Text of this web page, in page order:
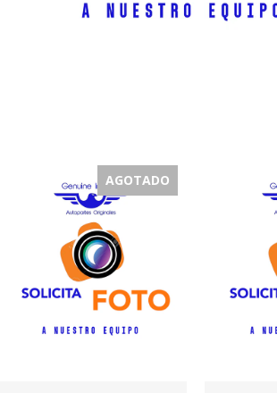
AGOTADO